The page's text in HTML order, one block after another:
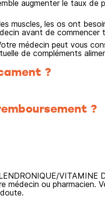
augmenter le taux de
muscles, les os ont
avant de commencer
médecin peut vous
de compléments
?
?
VITAMINE
médecin ou pharmacien.